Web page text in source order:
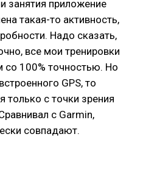
занятия приложение
такая-то активность,
Надо сказать,
все мои тренировки
со 100% точностью. Но
GPS, то
только с точки зрения
с Garmin,
совпадают.